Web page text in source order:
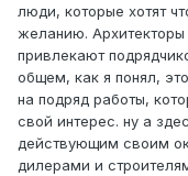
люди, которые хотят
желанию.
привлекают
общем, как я понял,
на подряд работы,
свой интерес. ну а
действующим своим
дилерами и